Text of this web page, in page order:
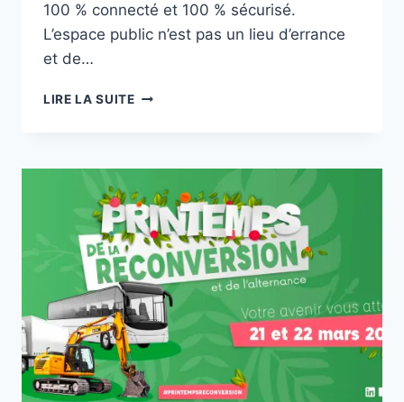
100 % connecté et 100 % sécurisé.
L’espace public n’est pas un lieu d’errance
et de…
LIRE LA SUITEANGOULÊME
PUBLIC
DEVIENT
« SMART
&
SAFE »